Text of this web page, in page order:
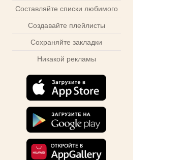
Составляйте списки любимого
Создавайте плейлисты
Сохраняйте закладки
Никакой рекламы